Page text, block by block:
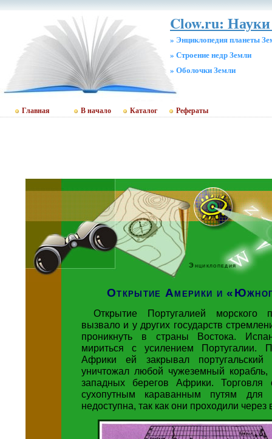
Clow.ru:
» Энциклопедия планеты
» Строение недр Земли
» Оболочки Земли
Главная В начало Каталог Рефераты
Энциклопедия
Открытие Америки и
Открытие Португалией
вызвало и у других государств
проникнуть в страны Востока.
мириться с усилением Португалии.
Африки ей закрывал португальский
уничтожал любой чужеземный
западных берегов Африки.
сухопутным караванным путям для
недоступна, так как они проходили через